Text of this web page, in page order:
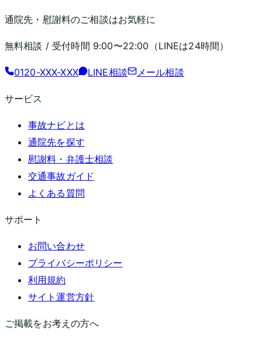
通院先・慰謝料のご相談はお気軽に
無料相談 / 受付時間 9:00〜22:00 （LINEは24時間）
0120-XXX-XXX LINE相談 メール相談
サービス
事故ナビとは
通院先を探す
慰謝料・弁護士相談
交通事故ガイド
よくある質問
サポート
お問い合わせ
プライバシーポリシー
利用規約
サイト運営方針
ご掲載をお考えの方へ